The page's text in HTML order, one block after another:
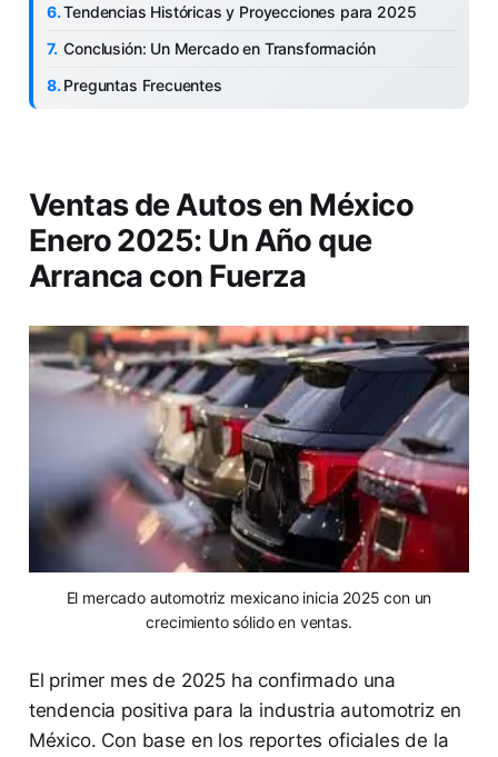
Tendencias Históricas y Proyecciones para 2025
Conclusión: Un Mercado en Transformación
Preguntas Frecuentes
Ventas de Autos en México
Enero 2025: Un Año que
Arranca con Fuerza
El mercado automotriz mexicano inicia 2025 con un
crecimiento sólido en ventas.
El primer mes de 2025 ha confirmado una
tendencia positiva para la industria automotriz en
México. Con base en los reportes oficiales de la